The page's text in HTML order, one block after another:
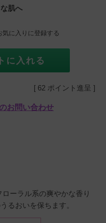
肌へ
気に入りに登録する
に入れる
[ 62 ポイント進呈 ]
お問い合わせ
ーラル系の爽やかな香り
るおいを保ちます。